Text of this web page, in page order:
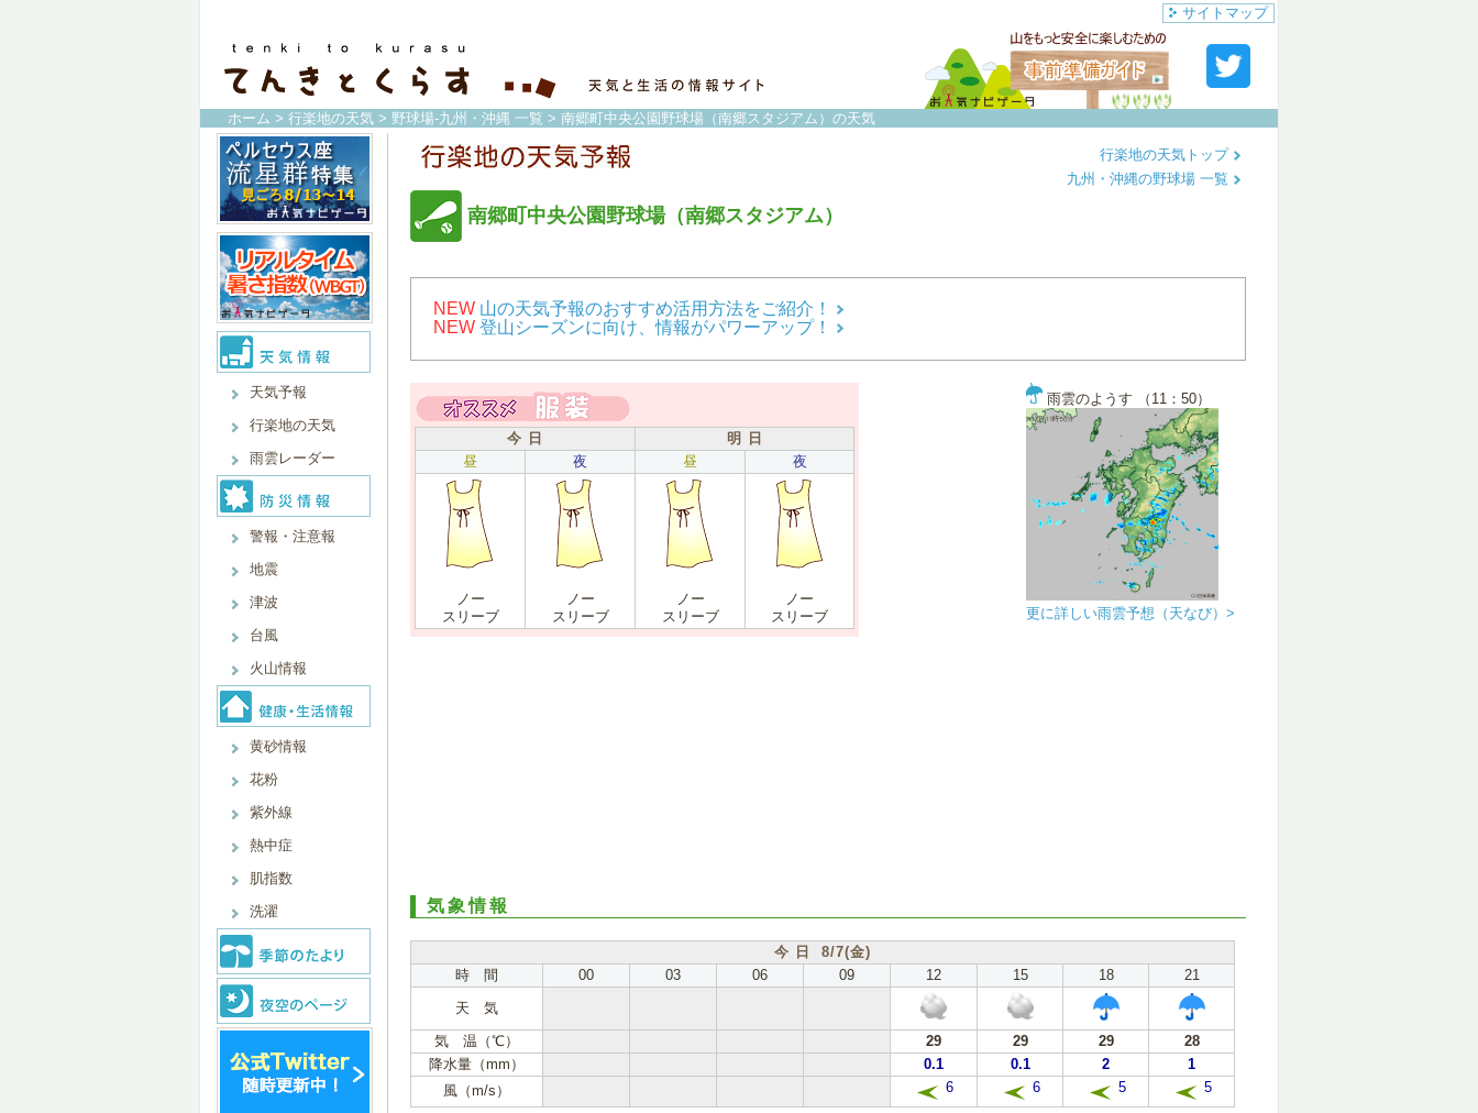
サイトマップ
ホーム > 行楽地の天気 > 野球場-九州・沖縄 一覧 > 南郷町中央公園野球場（南郷スタジアム）の天気
天気予報
行楽地の天気
雨雲レーダー
警報・注意報
地震
津波
台風
火山情報
黄砂情報
花粉
紫外線
熱中症
肌指数
洗濯
南郷町中央公園野球場（南郷スタジアム）
行楽地の天気トップ
九州・沖縄の野球場 一覧
NEW 山の天気予報のおすすめ活用方法をご紹介！
NEW 登山シーズンに向け、情報がパワーアップ！
今 日
明 日
昼
夜 昼 夜
ノー
スリーブ
ノー
スリーブ
ノー
スリーブ
ノー
スリーブ
雨雲のようす （11：50）
更に詳しい雨雲予想（天なび）>
気象情報
今 日 8/7(金)
時 間
00 03 06 09 12 15 18
21
天 気
気 温（℃）
29 29 29
28
降水量（mm）
0.1 0.1 2
1
風（m/s）
6 6 5 5